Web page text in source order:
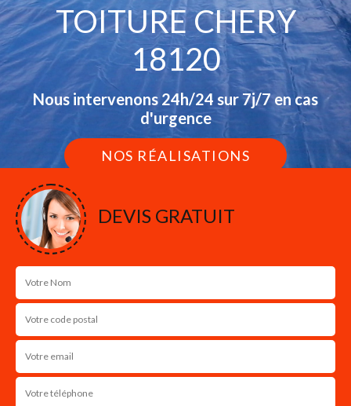
TOITURE CHERY
18120
Nous intervenons 24h/24 sur 7j/7 en cas
d'urgence
NOS RÉALISATIONS
DEVIS GRATUIT